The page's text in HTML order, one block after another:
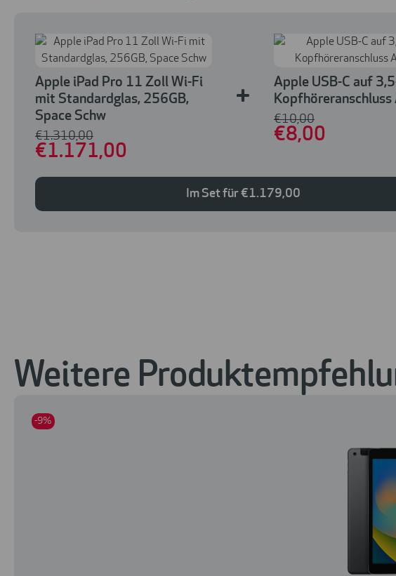
Apple iPad Pro 11 Zoll Wi-Fi
mit Standardglas, 256GB,
Space Schw
€1.310,00
€1.171,00
+
Apple USB-C auf
€10,00
€8,00
Im Set für€1.179,00
Weitere
-9%